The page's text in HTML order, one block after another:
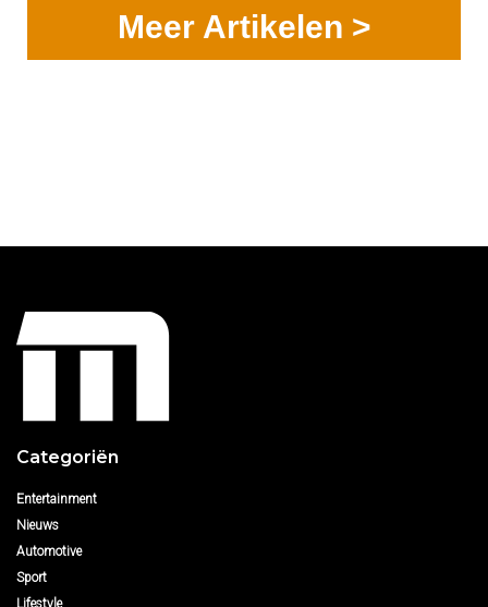
Meer Artikelen >
Categoriën
Entertainment
Nieuws
Automotive
Sport
Lifestyle